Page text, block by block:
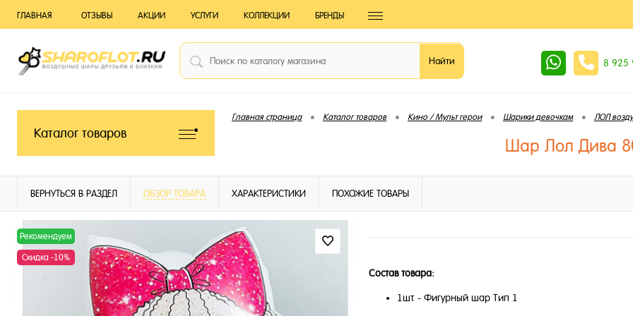
ГЛАВНАЯ ОТЗЫВЫ АКЦИИ УСЛУГИ КОЛЛЕКЦИИ БРЕНДЫ
8 925
Каталог товаров
Главная страница • Каталог товаров • Кино / Мульт герои • Шарики девочкам • ЛОЛ
Шар Лол Дива
ВЕРНУТЬСЯ В РАЗДЕЛ ОБЗОР ТОВАРА ХАРАКТЕРИСТИКИ ПОХОЖИЕ ТОВАРЫ
Рекомендуем
Скидка -10%
Состав товара:
1шт. - Фигурный шар Тип 1